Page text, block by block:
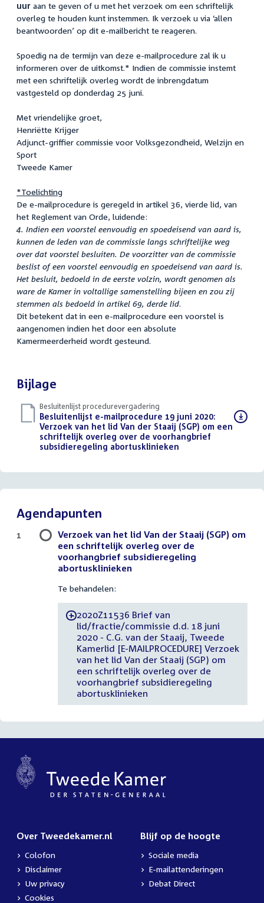
uur aan te geven of u met het verzoek om een schriftelijk
overleg te houden kunt instemmen. Ik verzoek u via ‘allen
beantwoorden’ op dit e-mailbericht te reageren.
Spoedig na de termijn van deze e-mailprocedure zal ik u
informeren over de uitkomst.* Indien de commissie instemt
met een schriftelijk overleg wordt de inbrengdatum
vastgesteld op donderdag 25 juni.
Met vriendelijke groet,
Henriëtte Krijger
Adjunct-griffier commissie voor Volksgezondheid, Welzijn en
Sport
Tweede Kamer
*Toelichting
De e-mailprocedure is geregeld in artikel 36, vierde lid, van
het Reglement van Orde, luidende:
4. Indien een voorstel eenvoudig en spoedeisend van aard is,
kunnen de leden van de commissie langs schriftelijke weg
over dat voorstel besluiten. De voorzitter van de commissie
beslist of een voorstel eenvoudig en spoedeisend van aard is.
Het besluit, bedoeld in de eerste volzin, wordt genomen als
ware de Kamer in voltallige samenstelling bijeen en zou zij
stemmen als bedoeld in artikel 69, derde lid.
Dit betekent dat in een e-mailprocedure een voorstel is
aangenomen indien het door een absolute
Kamermeerderheid wordt gesteund.
Bijlage
Besluitenlijst procedurevergadering
Download
bestand:
Besluitenlijst e-mailprocedure 19 juni 2020:
Verzoek van het lid Van der Staaij (SGP) om een
schriftelijk overleg over de voorhangbrief
subsidieregeling abortusklinieken
Agendapunten
Verzoek van het lid Van der Staaij (SGP) om
een schriftelijk overleg over de
voorhangbrief subsidieregeling
abortusklinieken
Te behandelen:
-2020Z11536 Brief van
lid/fractie/commissie d.d. 18 juni
2020 - C.G. van der Staaij, Tweede
Kamerlid [E-MAILPROCEDURE] Verzoek
van het lid Van der Staaij (SGP) om
een schriftelijk overleg over de
voorhangbrief subsidieregeling
abortusklinieken
1
Over Tweedekamer.nl
Colofon
Disclaimer
Uw privacy
Cookies
Blijf op de hoogte
Sociale media
E-mailattenderingen
Debat Direct